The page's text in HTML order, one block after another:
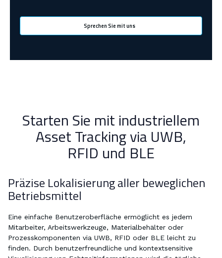
Sprechen Sie mit uns
Starten Sie mit industriellem
Asset Tracking via UWB,
RFID und BLE
Präzise Lokalisierung aller beweglichen
Betriebsmittel
Eine einfache Benutzeroberfläche ermöglicht es jedem
Mitarbeiter, Arbeitswerkzeuge, Materialbehälter oder
Prozesskomponenten via UWB, RFID oder BLE leicht zu
finden. Durch benutzerfreundliche und kontextsensitive